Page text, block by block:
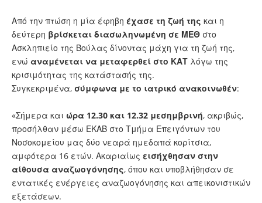
Από την πτώση η μία έφηβη έχασε τη ζωή της και η
δεύτερη βρίσκεται διασωληνωμένη σε ΜΕΘ στο
Ασκληπιείο της Βούλας δίνοντας μάχη για τη ζωή της,
ενώ αναμένεται να μεταφερθεί στο ΚΑΤ λόγω της
κρισιμότητας της κατάστασής της.
Συγκεκριμένα, σύμφωνα με το ιατρικό ανακοινωθέν:
«Σήμερα και ώρα 12.30 και 12.32 μεσημβρινή, ακριβώς,
προσήλθαν μέσω ΕΚΑΒ στο Τμήμα Επειγόντων του
Νοσοκομείου μας δύο νεαρά ημεδαπά κορίτσια,
αμφότερα 16 ετών. Ακαριαίως εισήχθησαν στην
αίθουσα αναζωογόνησης, όπου και υποβλήθησαν σε
εντατικές ενέργειες αναζωογόνησης και απεικονιστικών
εξετάσεων.